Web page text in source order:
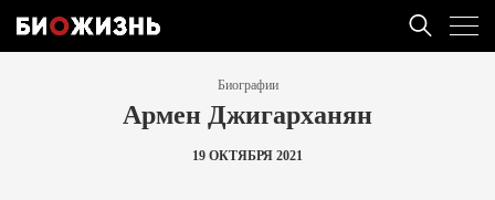
Биографии
Армен Джигарханян
19 ОКТЯБРЯ 2021